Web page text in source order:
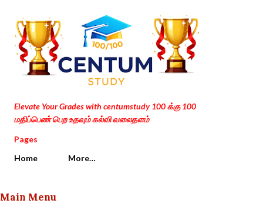
Skip to main content
Elevate Your Grades with centumstudy 100 க்கு 100
மதிப்பெண் பெற உதவும் கல்வி வலைதளம்
Pages
Home
More…
Main Menu